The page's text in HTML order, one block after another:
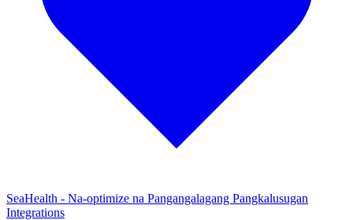
SeaHealth - Na-optimize na Pangangalagang Pangkalusugan
Integrations